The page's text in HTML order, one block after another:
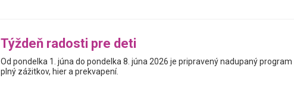
Týždeň radosti pre deti
Od pondelka 1. júna do pondelka 8. júna 2026 je pripravený nadupaný program
plný zážitkov, hier a prekvapení.